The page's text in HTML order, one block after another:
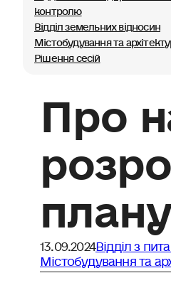
контролю
Відділ земельних відносин
Містобудування та
Рішення сесій
Про
13.09.2024Відділ з
Містобудування та